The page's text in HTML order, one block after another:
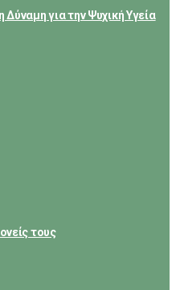
για την Ψυχική Υγεία
τους